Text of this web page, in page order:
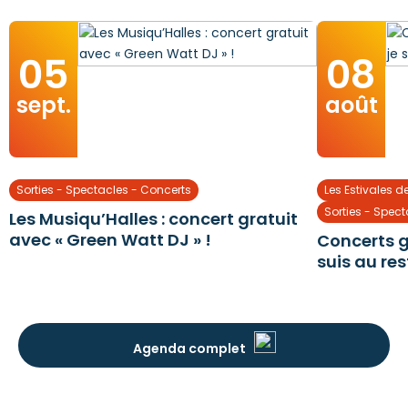
05
sept.
Sorties - Spectacles - Concerts
Les Musiqu’Halles : concert gratuit
avec « Green Watt DJ » !
08
août
Les Estivales
Sorties -
Concerts
suis au
Agenda complet